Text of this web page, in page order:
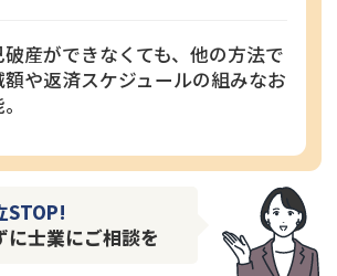
産ができなくても、他の方法で
や返済スケジュールの組みなお
STOP!
に士業にご相談を